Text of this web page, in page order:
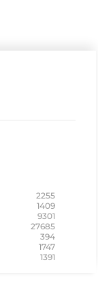
2255
1409
9301
27685
394
1747
1391